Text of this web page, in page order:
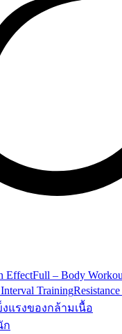
EffectFull – Body
Training
แรงของกล้ามเนื้อ
ก